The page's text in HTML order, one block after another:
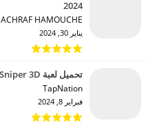
2024
ACHRAF HAMOUCHE‏
يناير 30, 2024
تحميل لعبة American Sniper 3D مهكرة للاندرويد 2024
TapNation‏
فبراير 8, 2024